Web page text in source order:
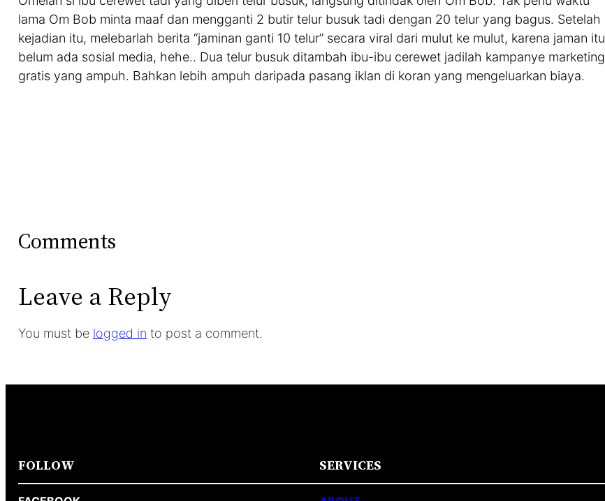
lama Om Bob minta maaf dan mengganti 2 butir telur busuk tadi dengan 20 telur yang bagus. Setelah
kejadian itu, melebarlah berita “jaminan ganti 10 telur” secara viral dari mulut ke mulut, karena jaman itu
belum ada sosial media, hehe.. Dua telur busuk ditambah ibu-ibu cerewet jadilah kampanye marketing
gratis yang ampuh. Bahkan lebih ampuh daripada pasang iklan di koran yang mengeluarkan biaya.
Comments
Leave a Reply
You must be logged in to post a comment.
FOLLOW SERVICES